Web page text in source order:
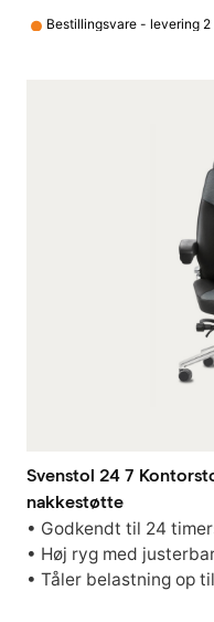
• Bestillingsvare - levering 2
Svenstol 24 7
nakkestøtte
• Godkendt til 24
• Høj ryg med
• Tåler belastning op